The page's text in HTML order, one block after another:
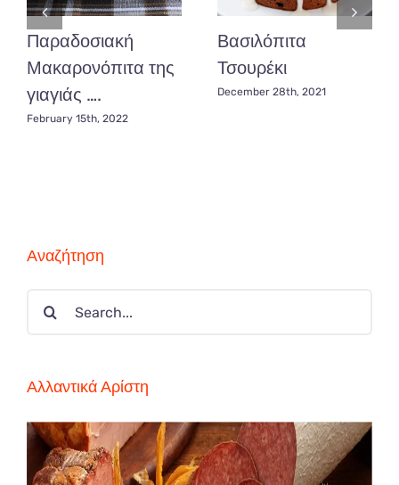
Παραδοσιακή
Μακαρονόπιτα της
γιαγιάς ….
February 15th, 2022
Βασιλόπιτα
Τσουρέκι
December 28th, 2021
Αναζήτηση
Search
Αλλαντικά Αρίστη